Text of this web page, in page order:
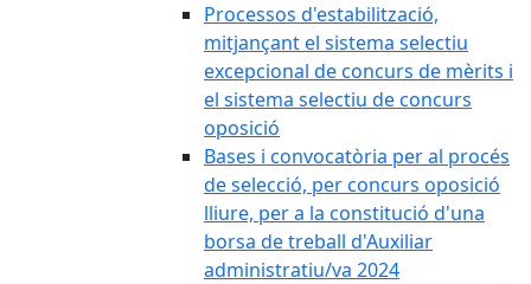
Processos d'estabilització,
mitjançant el sistema selectiu
excepcional de concurs de mèrits i
el sistema selectiu de concurs
oposició
Bases i convocatòria per al procés
de selecció, per concurs oposició
lliure, per a la constitució d'una
borsa de treball d'Auxiliar
administratiu/va 2024